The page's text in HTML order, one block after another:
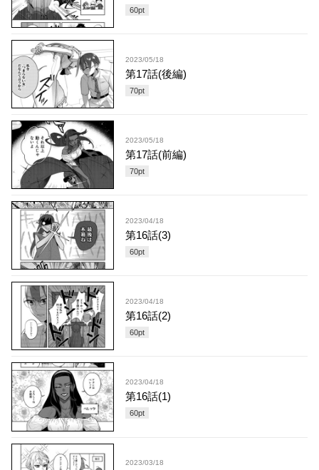
60pt
2023/05/18
第17話(後編)
70pt
2023/05/18
第17話(前編)
70pt
2023/04/18
第16話(3)
60pt
2023/04/18
第16話(2)
60pt
2023/04/18
第16話(1)
60pt
2023/03/18